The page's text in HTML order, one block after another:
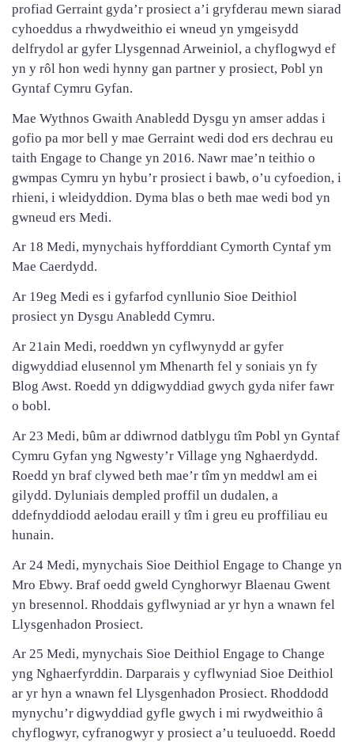
profiad Gerraint gyda’r prosiect a’i gryfderau mewn siarad
cyhoeddus a rhwydweithio ei wneud yn ymgeisydd
delfrydol ar gyfer Llysgennad Arweiniol, a chyflogwyd ef
yn y rôl hon wedi hynny gan partner y prosiect, Pobl yn
Gyntaf Cymru Gyfan.
Mae Wythnos Gwaith Anabledd Dysgu yn amser addas i
gofio pa mor bell y mae Gerraint wedi dod ers dechrau eu
taith Engage to Change yn 2016. Nawr mae’n teithio o
gwmpas Cymru yn hybu’r prosiect i bawb, o’u cyfoedion, i
rhieni, i wleidyddion. Dyma blas o beth mae wedi bod yn
gwneud ers Medi.
Ar 18 Medi, mynychais hyfforddiant Cymorth Cyntaf ym
Mae Caerdydd.
Ar 19eg Medi es i gyfarfod cynllunio Sioe Deithiol
prosiect yn Dysgu Anabledd Cymru.
Ar 21ain Medi, roeddwn yn cyflwynydd ar gyfer
digwyddiad elusennol ym Mhenarth fel y soniais yn fy
Blog Awst. Roedd yn ddigwyddiad gwych gyda nifer fawr
o bobl.
Ar 23 Medi, bûm ar ddiwrnod datblygu tîm Pobl yn Gyntaf
Cymru Gyfan yng Ngwesty’r Village yng Nghaerdydd.
Roedd yn braf clywed beth mae’r tîm yn meddwl am ei
gilydd. Dyluniais dempled proffil un dudalen, a
ddefnyddiodd aelodau eraill y tîm i greu eu proffiliau eu
hunain.
Ar 24 Medi, mynychais Sioe Deithiol Engage to Change yn
Mro Ebwy. Braf oedd gweld Cynghorwyr Blaenau Gwent
yn bresennol. Rhoddais gyflwyniad ar yr hyn a wnawn fel
Llysgenhadon Prosiect.
Ar 25 Medi, mynychais Sioe Deithiol Engage to Change
yng Nghaerfyrddin. Darparais y cyflwyniad Sioe Deithiol
ar yr hyn a wnawn fel Llysgenhadon Prosiect. Rhoddodd
mynychu’r digwyddiad gyfle gwych i mi rwydweithio â
chyflogwyr, cyfranogwyr y prosiect a’u teuluoedd. Roedd